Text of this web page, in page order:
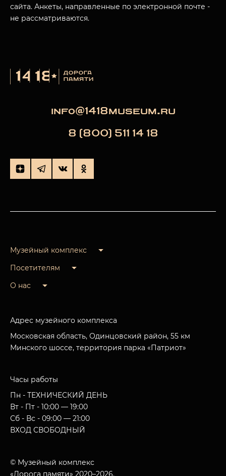
сайта. Анкеты, направленные по электронной почте -
не рассматриваются.
info@1418museum.ru
8 (800) 511 14 18
Музейный комплекс
Посетителям
О нас
Адрес музейного комплекса
Московская область, Одинцовский район, 55 км
Минского шоссе, территория парка «Патриот»
Часы работы
Пн - ТЕХНИЧЕСКИЙ ДЕНЬ
Вт - Пт - 10:00 — 19:00
Сб - Вс - 09:00 — 21:00
ВХОД СВОБОДНЫЙ
© Музейный комплекс
«Дорога памяти» 2020–2026.